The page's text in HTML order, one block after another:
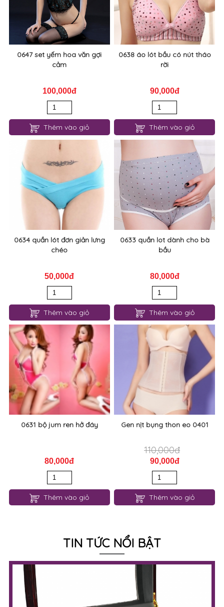
0647 set yếm hoa văn gợi
cảm
100,000đ
Thêm vào giỏ
0638 áo lót bầu có nút tháo
rời
90,000đ
Thêm vào giỏ
0634 quần lót đơn giản lưng
chéo
50,000đ
Thêm vào giỏ
0633 quần lot dành cho bà
bầu
80,000đ
Thêm vào giỏ
0631 bộ jum ren hở đáy
80,000đ
Thêm vào giỏ
Gen nịt bụng thon eo 0401
110,000đ
90,000đ
Thêm vào giỏ
TIN TỨC NỔI BẬT